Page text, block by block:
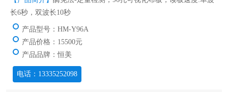
长6秒，双波长10秒
产品型号：HM-Y96A
产品价格：15500元
产品品牌：恒美
电话：13335252098